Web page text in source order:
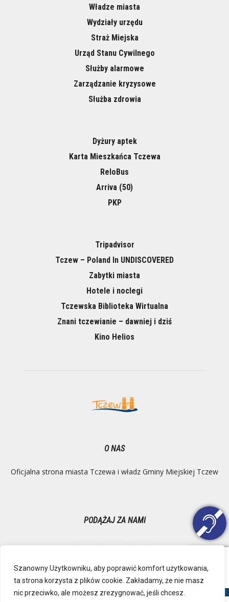
Szanowny Użytkowniku, aby poprawić komfort użytkowania,
ta strona korzysta z plików cookie. Zakładamy, że nie masz
nic przeciwko, ale możesz zrezygnować, jeśli chcesz.
Władze miasta
Wydziały urzędu
Straż Miejska
Urząd Stanu Cywilnego
Służby alarmowe
Zarządzanie kryzysowe
Służba zdrowia
Dyżury aptek
Karta Mieszkańca Tczewa
ReloBus
Arriva (50)
PKP
Tripadvisor
Tczew – Poland In UNDISCOVERED
Zabytki miasta
Hotele i noclegi
Tczewska Biblioteka Wirtualna
Znani tczewianie – dawniej i dziś
Kino Helios
O NAS
Oficjalna strona miasta Tczewa i władz Gminy Miejskiej Tczew
PODĄŻAJ ZA NAMI
Ochrona danych osobowych
Inspektor Danych Osobowych
Polityka Prywatności
Deklaracja dostępności